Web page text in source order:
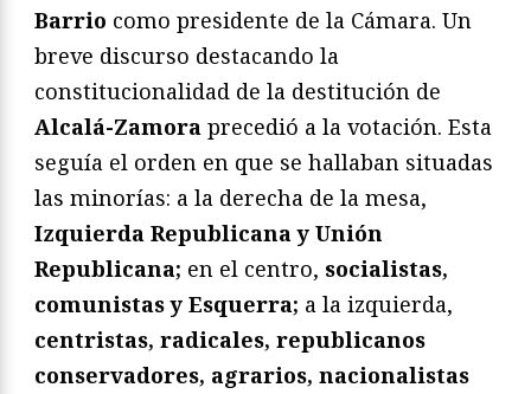
Barrio como presidente de la Cámara. Un
breve discurso destacando la
constitucionalidad de la destitución de
Alcalá-Zamora precedió a la votación. Esta
seguía el orden en que se hallaban situadas
las minorías: a la derecha de la mesa,
Izquierda Republicana y Unión
Republicana; en el centro, socialistas,
comunistas y Esquerra; a la izquierda,
centristas, radicales, republicanos
conservadores, agrarios, nacionalistas